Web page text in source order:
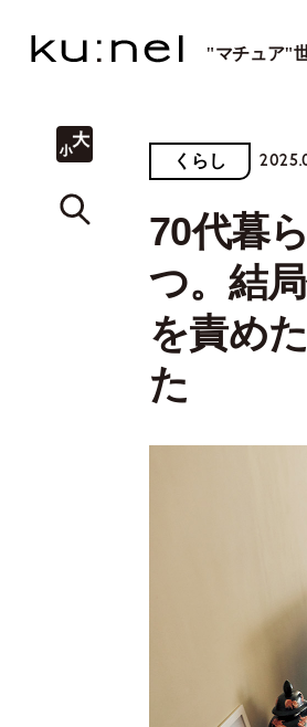
"マチュア"
くらし
70代暮
つ。結
を責め
た